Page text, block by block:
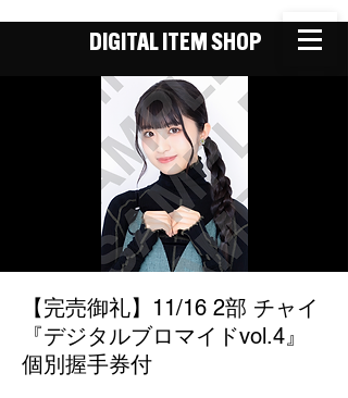
DIGITAL ITEM SHOP
【完売御礼】11/16 2部 チャイ
『デジタルブロマイドvol.4』
個別握手券付